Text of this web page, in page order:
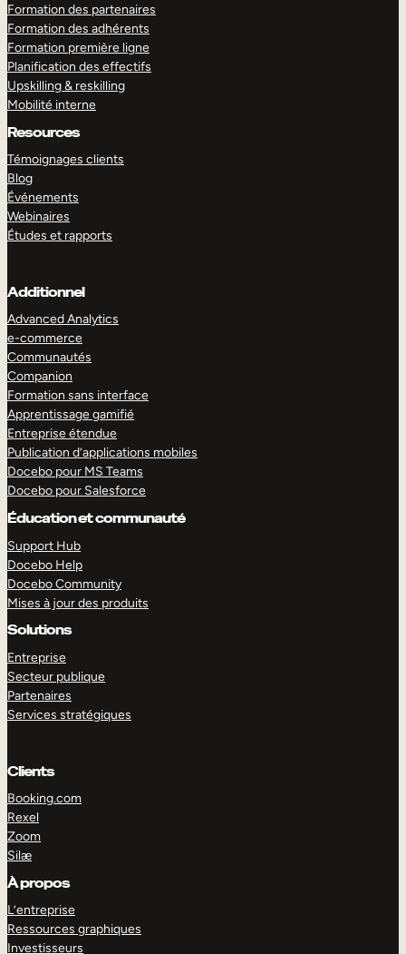
Formation des partenaires
Formation des adhérents
Formation première ligne
Planification des effectifs
Upskilling & reskilling
Mobilité interne
Resources
Témoignages clients
Blog
Événements
Webinaires
Études et rapports
Additionnel
Advanced Analytics
e-commerce
Communautés
Companion
Formation sans interface
Apprentissage gamifié
Entreprise étendue
Publication d’applications mobiles
Docebo pour MS Teams
Docebo pour Salesforce
Éducation et communauté
Support Hub
Docebo Help
Docebo Community
Mises à jour des produits
Solutions
Entreprise
Secteur publique
Partenaires
Services stratégiques
Clients
Booking.com
Rexel
Zoom
Silæ
À propos
L’entreprise
Ressources graphiques
Investisseurs